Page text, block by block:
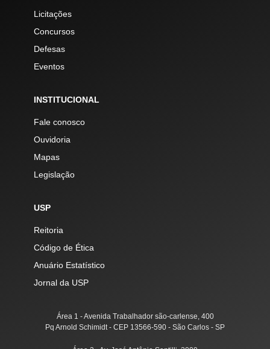
Licitações
Concursos
Defesas
Eventos
INSTITUCIONAL
Fale conosco
Ouvidoria
Mapas
Legislação
USP
Reitoria
Código de Ética
Anuário Estatístico
Jornal da USP
Área 1 - Avenida Trabalhador são-carlense, 400
Pq Arnold Schimidt - CEP 13566-590 - São Carlos - SP